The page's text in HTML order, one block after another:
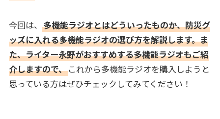
今回は、 多機能ラジオとはどういったものか、防災グ
ッズに入れる多機能ラジオの選び方を解説します。ま
た、ライター永野がおすすめする多機能ラジオもご紹
介しますので、これから多機能ラジオを購入しようと
思っている方はぜひチェックしてみてください！